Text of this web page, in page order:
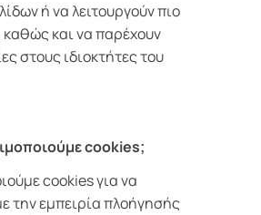
ή να λειτουργούν πιο
καθώς και να παρέχουν
στους ιδιοκτήτες του
cookies;
cookies για να
την εμπειρία πλοήγησής